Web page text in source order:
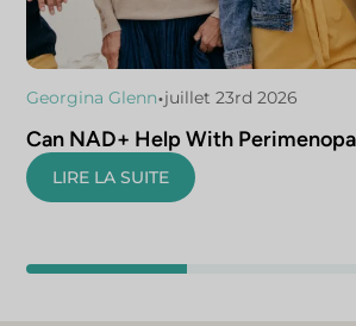
Georgina Glenn•juillet 23rd 2026
Can NAD+ Help With
LIRE LA SUITE